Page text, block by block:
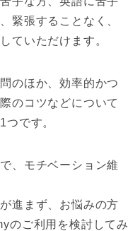
緊張することなく、
ていただけます。
のほか、効率的かつ
のコツなどについて
です。
、モチベーション維
進まず、お悩みの方
のご利用を検討してみ